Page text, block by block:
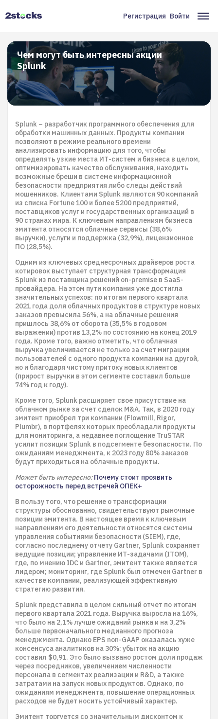
Меню
учётной
записи
пользователя
Регистрация Войти
Чем могут быть интересны акции
Splunk
Splunk – разработчик программного обеспечения для
обработки машинных данных. Продукты компании
позволяют в режиме реального времени
анализировать информацию для того, чтобы
определять узкие места ИТ-систем и бизнеса в целом,
оптимизировать качество обслуживания, находить
возможные бреши в системе информационной
безопасности предприятия либо следы действий
мошенников. Клиентами Splunk являются 90 компаний
из списка Fortune 100 и более 5200 предприятий,
поставщиков услуг и государственных организаций в
90 странах мира. К ключевым направлениям бизнеса
эмитента относятся облачные сервисы (38,6%
выручки), услуги и поддержка (32,9%), лицензионное
ПО (28,5%).
Одним из ключевых среднесрочных драйверов роста
котировок выступает структурная трансформация
Splunk из поставщика решений on-premise в SaaS-
провайдера. На этом пути компания уже достигла
значительных успехов: по итогам первого квартала
2021 года доля облачных продуктов в структуре новых
заказов превысила 56%, а на облачные решения
пришлось 38,6% от оборота (35,5% в годовом
выражении) против 13,2% по состоянию на конец 2019
года. Кроме того, важно отметить, что облачная
выручка увеличивается не только за счет миграции
пользователей с одного продукта компании на другой,
но и благодаря чистому притоку новых клиентов
(прирост выручки в этом сегменте составил больше
74% год к году).
Кроме того, Splunk расширяет свое присутствие на
облачном рынке за счет сделок M&A. Так, в 2020 году
эмитент приобрел три компании (Flowmill, Rigor,
Plumbr), в портфелях которых преобладали продукты
для мониторинга, а недавнее поглощение TruSTAR
усилит позиции Splunk в подсегменте безопасности. По
ожиданиям менеджмента, к 2023 году 80% заказов
будут приходиться на облачные продукты.
Может быть интересно: Почему стоит проявить
осторожность перед встречей ОПЕК+
В пользу того, что решение о трансформации
структуры обоснованно, свидетельствуют рыночные
позиции эмитента. В настоящее время к ключевым
направлениям его деятельности относятся системы
управления событиями безопасности (SIEM), где,
согласно последнему отчету Gartner, Splunk сохраняет
ведущие позиции; управление ИТ-задачами (ITOM),
где, по мнению IDC и Gartner, эмитент также является
лидером; мониторинг, где Splunk был отмечен Gartner в
качестве компании, реализующей эффективную
стратегию развития.
Splunk представила в целом сильный отчет по итогам
первого квартала 2021 года. Выручка выросла на 16%,
что было на 2,1% лучше ожиданий рынка и на 3,2%
больше первоначального медианного прогноза
менеджмента. Однако EPS non-GAAP оказалась хуже
консенсуса аналитиков на 30%: убыток на акцию
составил $0,91. Это было вызвано ростом доли продаж
через посредников, увеличением численности
персонала в сегментах реализации и R&D, а также
затратами на запуск новых продуктов. Однако, по
ожиданиям менеджмента, повышение операционных
расходов не будет носить устойчивый характер.
Эмитент торгуется со значительным дисконтом к